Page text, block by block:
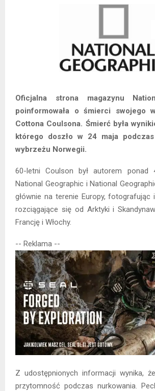
Oficjalna strona magazynu
poinformowała o śmierci swojego
Cottona Coulsona. Śmierć była
którego doszło w 24 maja
wybrzeżu Norwegii.
60-letni Coulson był autorem ponad
National Geographic i National
głównie na terenie Europy,
rozciągające się od Arktyki i
Francję i Włochy.
-- Reklama --
Z udostępnionych informacji wynika,
przytomność podczas nurkowania.